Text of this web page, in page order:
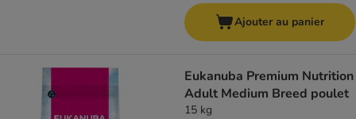
Ajouter au panier
Eukanuba Premium Nutrition
Adult Medium Breed poulet
15 kg